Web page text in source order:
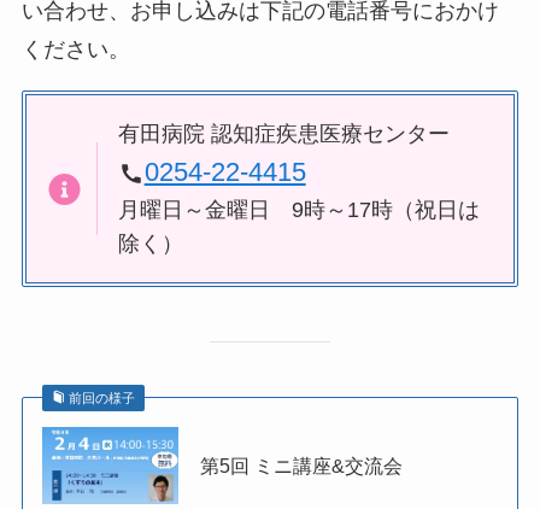
い合わせ、お申し込みは下記の電話番号におかけ
ください。
有田病院 認知症疾患医療センター
0254-22-4415
月曜日～金曜日 9時～17時（祝日は
除く）
前回の様子
第5回 ミニ講座&交流会